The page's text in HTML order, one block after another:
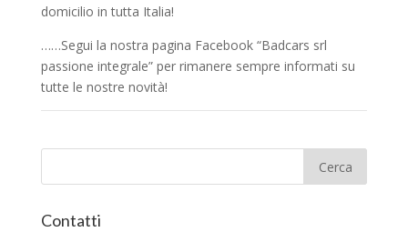
domicilio in tutta Italia!
……Segui la nostra pagina Facebook “Badcars srl
passione integrale” per rimanere sempre informati su
tutte le nostre novità!
Contatti